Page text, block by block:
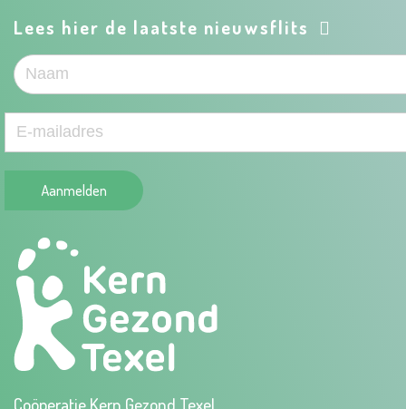
Lees hier de laatste nieuwsflits
Aanmelden
Coöperatie Kern Gezond Texel